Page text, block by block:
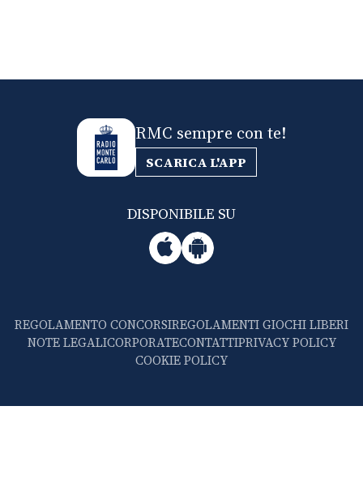
RMC sempre con te!
SCARICA L'APP
DISPONIBILE SU
REGOLAMENTO CONCORSIREGOLAMENTI GIOCHI LIBERI
NOTE LEGALICORPORATECONTATTIPRIVACY POLICY
COOKIE POLICY